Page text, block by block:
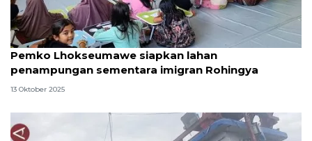
Pemko Lhokseumawe siapkan lahan
penampungan sementara imigran Rohingya
13 Oktober 2025